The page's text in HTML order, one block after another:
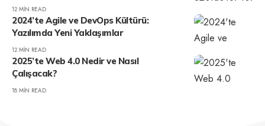
12 MIN READ
2024’te Agile ve DevOps Kültürü:
Yazılımda Yeni Yaklaşımlar
12 MIN READ
2025’te Web 4.0 Nedir ve Nasıl
Çalışacak?
18 MIN READ